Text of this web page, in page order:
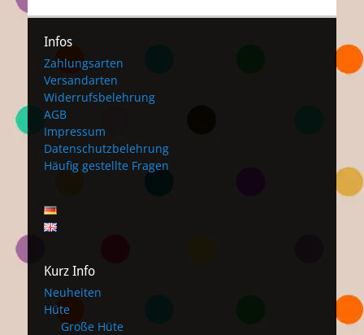
Infos
Zahlungsarten
Versandarten
Widerrufsbelehrung
AGB
Impressum
Datenschutzbelehrung
Häufig gestellte Fragen
Kurz Info
Neuheiten
Hüte
Große Hüte